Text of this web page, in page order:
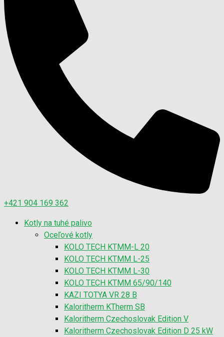
+421 904 169 362
Kotly na tuhé palivo
Oceľové kotly
KOLO TECH KTMM-L 20
KOLO TECH KTMM L-25
KOLO TECH KTMM L-30
KOLO TECH KTMM 65/90/140
KAZI TOTYA VR 28 B
Kaloritherm KTherm SB
Kaloritherm Czechoslovak Edition V
Kaloritherm Czechoslovak Edition D 25 kW